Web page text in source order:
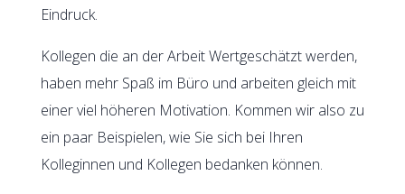
Eindruck.
Kollegen die an der Arbeit Wertgeschätzt werden,
haben mehr Spaß im Büro und arbeiten gleich mit
einer viel höheren Motivation. Kommen wir also zu
ein paar Beispielen, wie Sie sich bei Ihren
Kolleginnen und Kollegen bedanken können.